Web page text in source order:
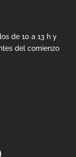
de 10 a 13 h y
del comienzo